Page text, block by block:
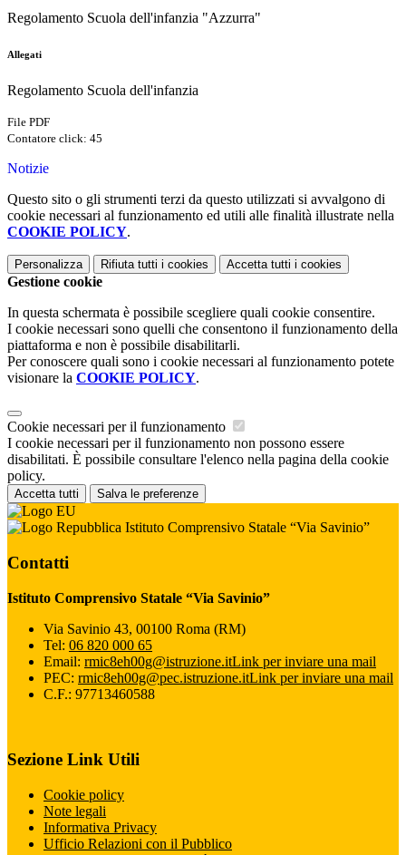
Regolamento Scuola dell'infanzia "Azzurra"
Allegati
Regolamento Scuola dell'infanzia
File PDF
Contatore click: 45
Notizie
Questo sito o gli strumenti terzi da questo utilizzati si avvalgono di
cookie necessari al funzionamento ed utili alle finalità illustrate nella
COOKIE POLICY.
Personalizza Rifiuta tutti i cookies Accetta tutti i cookies
Gestione cookie
In questa schermata è possibile scegliere quali cookie consentire.
I cookie necessari sono quelli che consentono il funzionamento della
piattaforma e non è possibile disabilitarli.
Per conoscere quali sono i cookie necessari al funzionamento potete
visionare la COOKIE POLICY.
Cookie necessari per il funzionamento
I cookie necessari per il funzionamento non possono essere
disabilitati. È possibile consultare l'elenco nella pagina della cookie
policy.
Accetta tutti Salva le preferenze
Istituto Comprensivo Statale “Via Savinio”
Contatti
Istituto Comprensivo Statale “Via Savinio”
Via Savinio 43, 00100 Roma (RM)
Tel: 06 820 000 65
Email: rmic8eh00g@istruzione.itLink per inviare una mail
PEC: rmic8eh00g@pec.istruzione.itLink per inviare una mail
C.F.: 97713460588
Sezione Link Utili
Cookie policy
Note legali
Informativa Privacy
Ufficio Relazioni con il Pubblico